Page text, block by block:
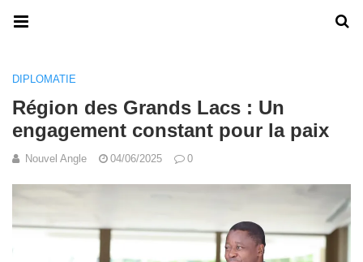
DIPLOMATIE
Région des Grands Lacs : Un
engagement constant pour la paix
Nouvel Angle 04/06/2025 0